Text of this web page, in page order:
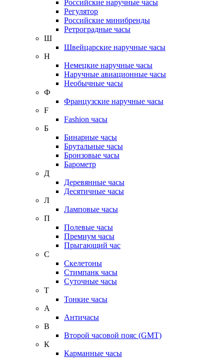
Российские наручные часы
Регулятор
Российские минибренды
Ретроградные часы
Ш
Швейцарские наручные часы
Н
Немецкие наручные часы
Наручные авиационные часы
Необычные часы
Ф
Французские наручные часы
F
Fashion часы
Б
Бинарные часы
Брутальные часы
Бронзовые часы
Барометр
Д
Деревянные часы
Десятичные часы
Л
Ламповые часы
П
Полевые часы
Премиум часы
Прыгающий час
С
Скелетоны
Стимпанк часы
Суточные часы
Т
Тонкие часы
А
Античасы
В
Второй часовой пояс (GMT)
К
Карманные часы